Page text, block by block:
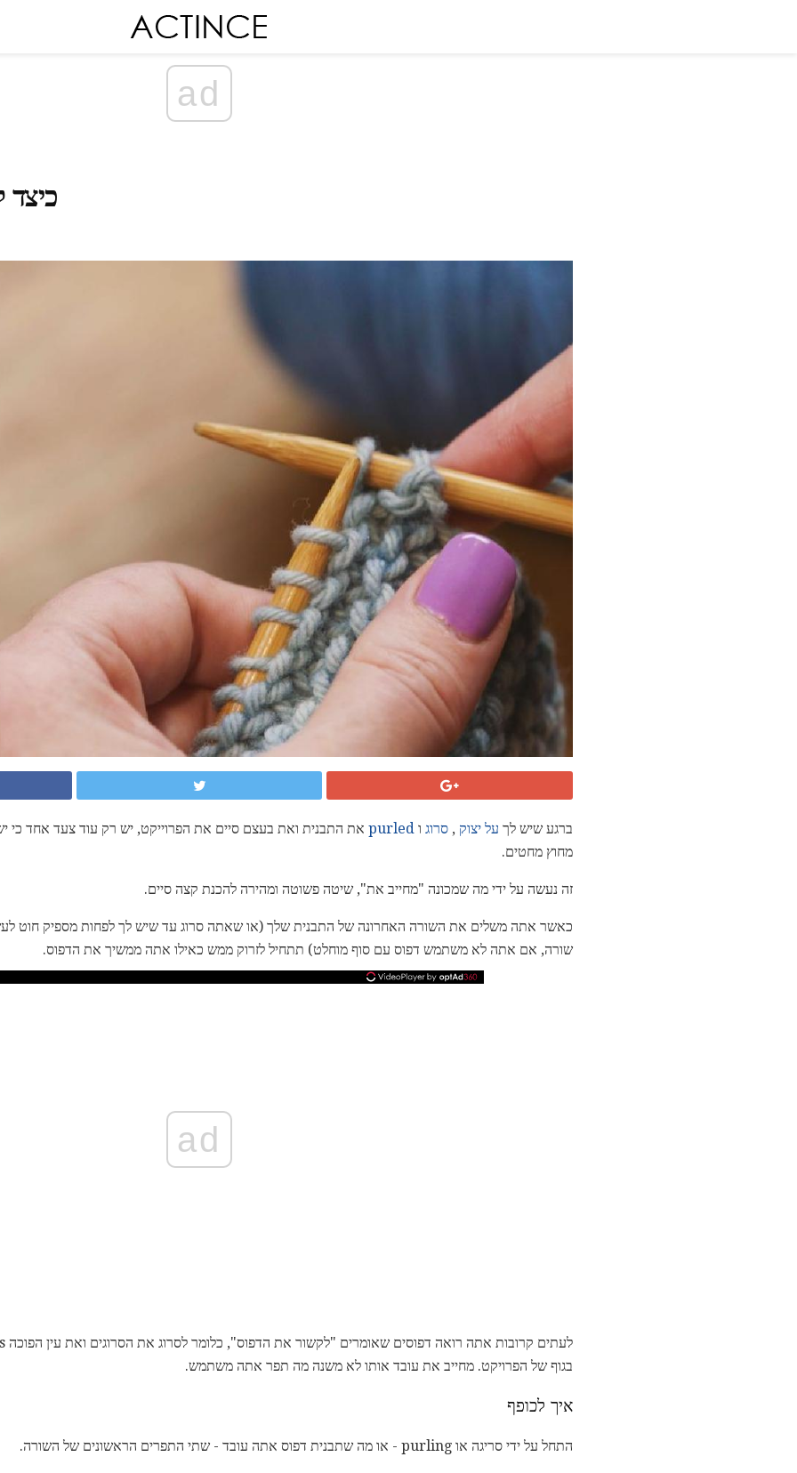
ad
ברגע שיש לך על יצוק , סרוג ו purled את התבנית ואת בעצם סיים את הפרוייקט, יש רק עוד צעד אחד כי
מחוץ מחטים.
זה נעשה על ידי מה שמכונה "מחייב את", שיטה פשוטה ומהירה להכנת קצה סיים.
כאשר אתה משלים את השורה האחרונה של התבנית שלך (או שאתה סרוג עד שיש לך לפחות מספיק חוט
שורה, אם אתה לא משתמש דפוס עם סוף מוחלט) תתחיל לזרוק ממש כאילו אתה ממשיך את הדפוס.
ad
בגוף של הפרויקט. מחייב את עובד אותו לא משנה מה תפר אתה משתמש.
איך לכופף
התחל על ידי סריגה או purling - או מה שתבנית דפוס אתה עובד - שתי התפרים הראשונים של השורה.